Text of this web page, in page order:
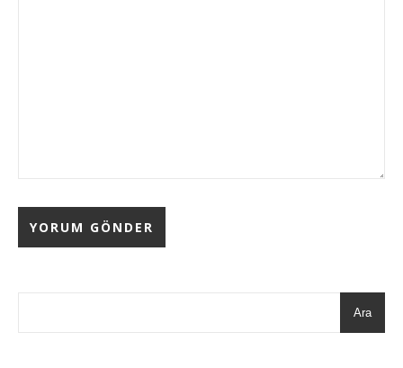
Ara